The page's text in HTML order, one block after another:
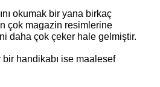
okumak bir yana birkaç
çok magazin resimlerine
daha çok çeker hale gelmiştir.
handikabı ise maalesef